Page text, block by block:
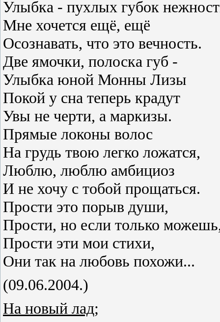
Улыбка - пухлых губок
Мне хочется ещё, ещё
Осознавать, что это вечность.
Две ямочки, полоска губ -
Улыбка юной Монны Лизы
Покой у сна теперь крадут
Увы не черти, а маркизы.
Прямые локоны волос
На грудь твою легко ложатся,
Люблю, люблю амбициоз
И не хочу с тобой прощаться.
Прости это порыв души,
Прости, но если только
Прости эти мои стихи,
Они так на любовь похожи...
(09.06.2004.)
На новый лад;